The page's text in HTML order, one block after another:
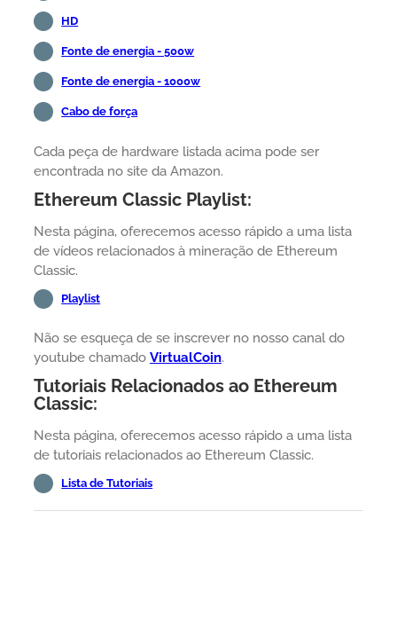
HD
Fonte de energia - 500w
Fonte de energia - 1000w
Cabo de força
Cada peça de hardware listada acima pode ser
encontrada no site da Amazon.
Ethereum Classic Playlist:
Nesta página, oferecemos acesso rápido a uma lista
de vídeos relacionados à mineração de Ethereum
Classic.
Playlist
Não se esqueça de se inscrever no nosso canal do
youtube chamado VirtualCoin.
Tutoriais Relacionados ao Ethereum
Classic:
Nesta página, oferecemos acesso rápido a uma lista
de tutoriais relacionados ao Ethereum Classic.
Lista de Tutoriais